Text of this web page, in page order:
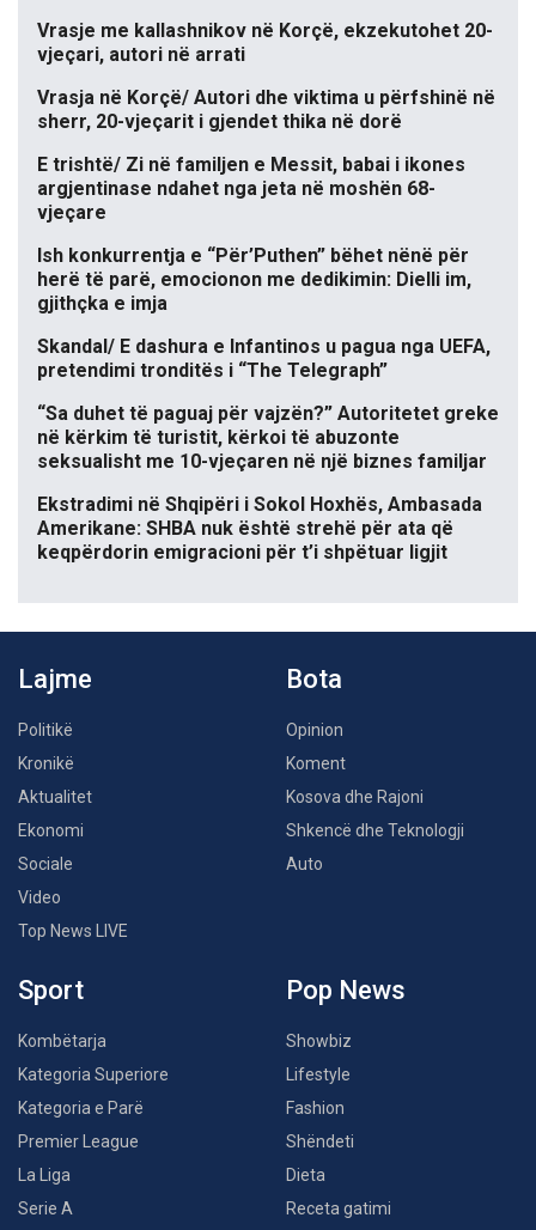
Vrasje me kallashnikov në Korçë, ekzekutohet 20-
vjeçari, autori në arrati
Vrasja në Korçë/ Autori dhe viktima u përfshinë në
sherr, 20-vjeçarit i gjendet thika në dorë
E trishtë/ Zi në familjen e Messit, babai i ikones
argjentinase ndahet nga jeta në moshën 68-
vjeçare
Ish konkurrentja e “Për’Puthen” bëhet nënë për
herë të parë, emocionon me dedikimin: Dielli im,
gjithçka e imja
Skandal/ E dashura e Infantinos u pagua nga UEFA,
pretendimi tronditës i “The Telegraph”
“Sa duhet të paguaj për vajzën?” Autoritetet greke
në kërkim të turistit, kërkoi të abuzonte
seksualisht me 10-vjeçaren në një biznes familjar
Ekstradimi në Shqipëri i Sokol Hoxhës, Ambasada
Amerikane: SHBA nuk është strehë për ata që
keqpërdorin emigracioni për t’i shpëtuar ligjit
Lajme
Politikë
Kronikë
Aktualitet
Ekonomi
Sociale
Video
Top News LIVE
Bota
Opinion
Koment
Kosova dhe Rajoni
Shkencë dhe Teknologji
Auto
Sport
Kombëtarja
Kategoria Superiore
Kategoria e Parë
Premier League
La Liga
Serie A
Pop News
Showbiz
Lifestyle
Fashion
Shëndeti
Dieta
Receta gatimi